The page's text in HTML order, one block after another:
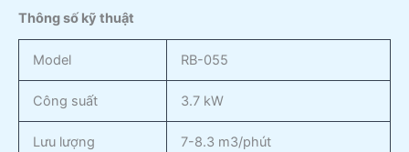
Thông số kỹ thuật
Model RB-055
Công suất 3.7 kW
Lưu lượng 7-8.3 m3/phút